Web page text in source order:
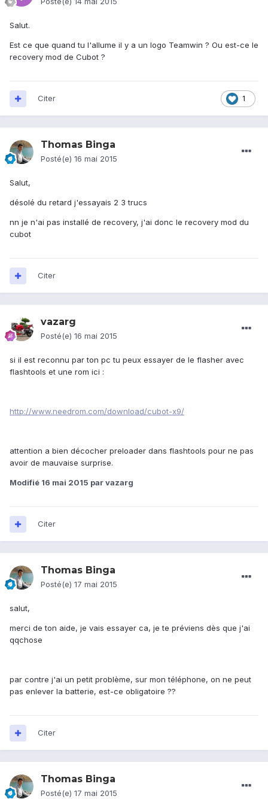
Salut.
Est ce que quand tu l'allume il y a un logo Teamwin ? Ou est-ce le
recovery mod de Cubot ?
1
Citer
Thomas Binga
Posté(e) 16 mai 2015
Salut,
désolé du retard j'essayais 2 3 trucs
nn je n'ai pas installé de recovery, j'ai donc le recovery mod du
cubot
Citer
vazarg
Posté(e) 16 mai 2015
si il est reconnu par ton pc tu peux essayer de le flasher avec
flashtools et une rom ici :
http://www.needrom.com/download/cubot-x9/
attention a bien décocher preloader dans flashtools pour ne pas
avoir de mauvaise surprise.
Modifié 16 mai 2015 par vazarg
Citer
Thomas Binga
Posté(e) 17 mai 2015
salut,
merci de ton aide, je vais essayer ca, je te préviens dès que j'ai
qqchose
par contre j'ai un petit problème, sur mon téléphone, on ne peut
pas enlever la batterie, est-ce obligatoire ??
Citer
Thomas Binga
Posté(e) 17 mai 2015